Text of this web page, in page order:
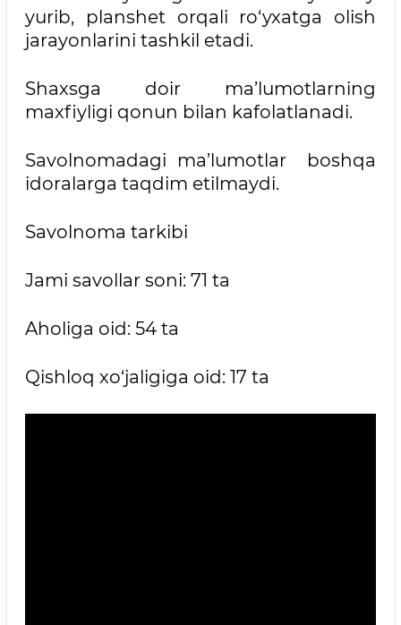
yurib, planshet orqali ro‘yxatga olish
jarayonlarini tashkil etadi.
Shaxsga doir ma’lumotlarning
maxfiyligi qonun bilan kafolatlanadi.
Savolnomadagi ma’lumotlar boshqa
idoralarga taqdim etilmaydi.
Savolnoma tarkibi
Jami savollar soni: 71 ta
Aholiga oid: 54 ta
Qishloq xo‘jaligiga oid: 17 ta